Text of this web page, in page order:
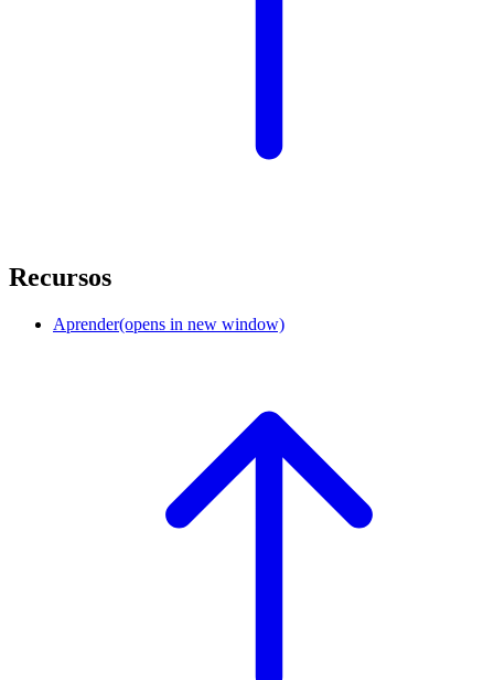
Recursos
Aprender(opens in new window)